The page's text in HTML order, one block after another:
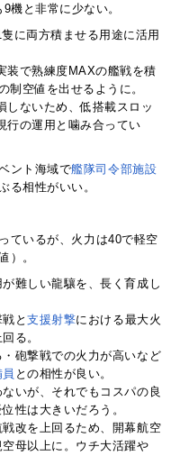
機と非常に少ない。
に両方積ませる用途に活用
装で熟練度MAXの艦戦を積
制空値を出せるように。
しないため、低搭載スロッ
行の運用と噛み合ってい
ント海域で艦隊司令部施設
る相性がいい。
ているが、火力は40で軽空
）。
難しい龍驤を、長く育成し
戦と支援射撃における最大火
る。
砲撃戦での火力が高いなど
との相性が良い。
いが、それでもコスパの良
性は大きいだろう。
改を上回るため、開幕航空
母以上に。ウチ大活躍や